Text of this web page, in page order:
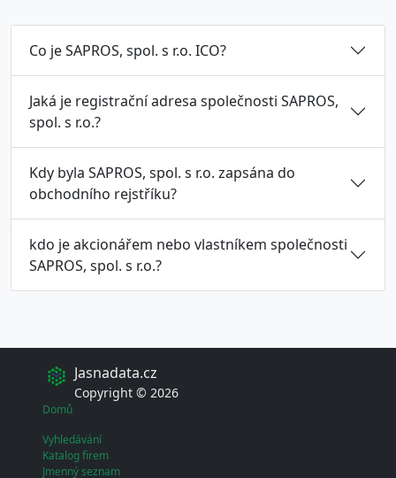
Co je SAPROS, spol. s r.o. ICO?
Jaká je registrační adresa společnosti SAPROS,
spol. s r.o.?
Kdy byla SAPROS, spol. s r.o. zapsána do
obchodního rejstříku?
kdo je akcionářem nebo vlastníkem společnosti
SAPROS, spol. s r.o.?
Jasnadata.cz
Copyright © 2026
Domů
Vyhledávání
Katalog firem
Jmenný seznam